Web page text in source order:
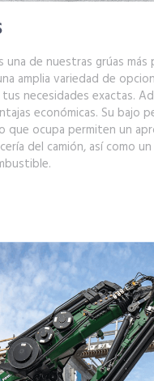
una de nuestras grúas
amplia variedad de
necesidades exactas.
económicas. Su bajo
que ocupa permiten un
del camión, así como